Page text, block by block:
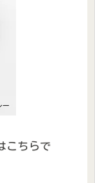
こちらで